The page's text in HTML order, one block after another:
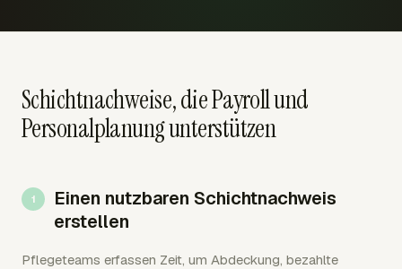
Schichtnachweise, die Payroll und
Personalplanung unterstützen
Einen nutzbaren Schichtnachweis
erstellen
Pflegeteams erfassen Zeit, um Abdeckung, bezahlte